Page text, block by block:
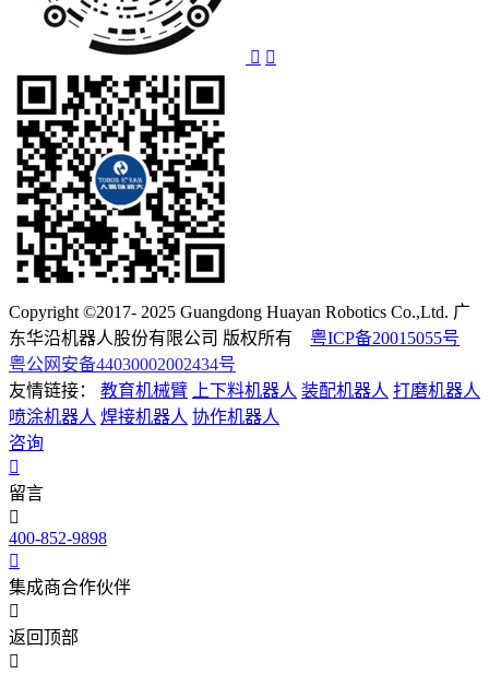
Copyright ©2017- 2025 Guangdong Huayan Robotics Co.,Ltd. 广
东华沿机器人股份有限公司 版权所有 粤ICP备20015055号
粤公网安备44030002002434号
友情链接：
教育机械臂 上下料机器人 装配机器人 打磨机器人
喷涂机器人 焊接机器人 协作机器人
咨询
留言
400-852-9898
集成商合作伙伴
返回顶部